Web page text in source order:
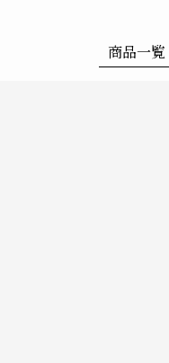
商品一覧